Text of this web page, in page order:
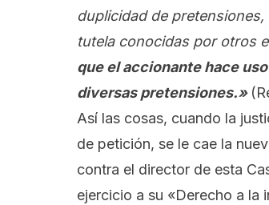
duplicidad de
tutela conocidas por otros
que el accionante hace uso
diversas pretensiones.»
Así las cosas, cuando la
de petición, se le cae la
contra el director de esta
ejercicio a su «Derecho a la